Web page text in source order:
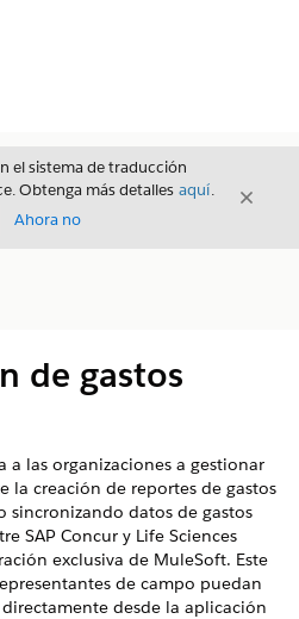
el sistema de traducción
Obtenga más detalles aquí.
Ahora no
Cerrar
de gastos
a las organizaciones a gestionar
la creación de reportes de gastos
sincronizando datos de gastos
SAP Concur y Life Sciences
exclusiva de MuleSoft. Este
de campo puedan
desde la aplicación